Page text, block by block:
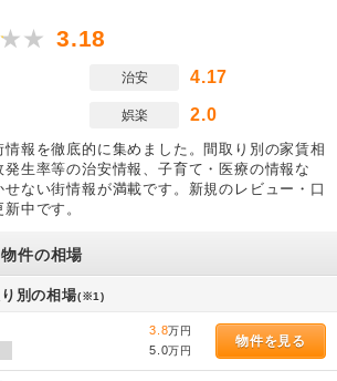
3.18
治安 4.17
娯楽 2.0
報を徹底的に集めました。間取り別の家賃相
生率等の治安情報、子育て・医療の情報な
せない街情報が満載です。新規のレビュー・口
中です。
件の相場
別の相場(※1)
3.8万円
5.0万円
物件を見る